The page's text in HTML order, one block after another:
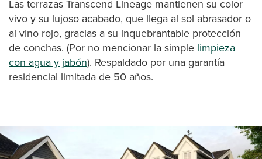
Las terrazas Transcend Lineage mantienen su color
vivo y su lujoso acabado, que llega al sol abrasador o
al vino rojo, gracias a su inquebrantable protección
de conchas. (Por no mencionar la simple limpieza
con agua y jabón). Respaldado por una garantía
residencial limitada de 50 años.